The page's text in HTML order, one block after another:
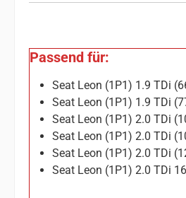
Passend für:
Seat Leon (1P1) 1.9 TDi
Seat Leon (1P1) 1.9 TDi
Seat Leon (1P1) 2.0 TDi
Seat Leon (1P1) 2.0 TDi
Seat Leon (1P1) 2.0 TDi
Seat Leon (1P1) 2.0 TDi